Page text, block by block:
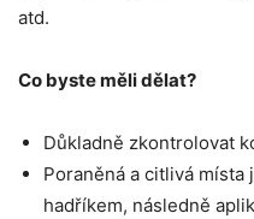
atd.
Co byste měli dělat?
Důkladně zkontrolovat
Poraněná a citlivá
hadříkem, následně